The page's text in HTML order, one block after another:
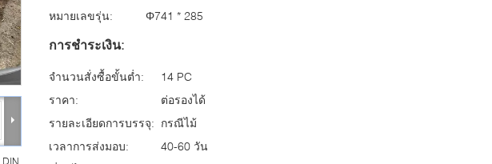
หมายเลขรุ่น:
Φ741 * 285
การชำระเงิน:
จำนวนสั่งซื้อขั้นต่ำ:
14 PC
ราคา:
ต่อรองได้
รายละเอียดการบรรจุ: กรณีไม้
เวลาการส่งมอบ:
40-60 วัน